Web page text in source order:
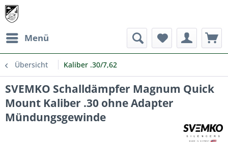
Menü
Übersicht Kaliber .30/7,62
SVEMKO Schalldämpfer Magnum Quick
Mount Kaliber .30 ohne Adapter
Mündungsgewinde